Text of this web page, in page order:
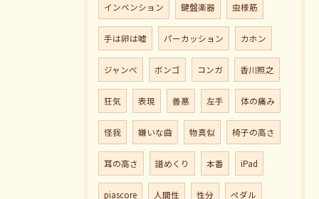
インベンション 鍵盤楽器 虫様筋
手は卵は嘘 パーカッション カホン
ジャンべ ボンゴ コンガ 香川照之
狂気 表現 善悪 左手 体の痛み
怪我 嫌いな曲 物真似 椅子の高さ
耳の高さ 譜めくり 本番 iPad
piascore 人間性 性分 ペダル